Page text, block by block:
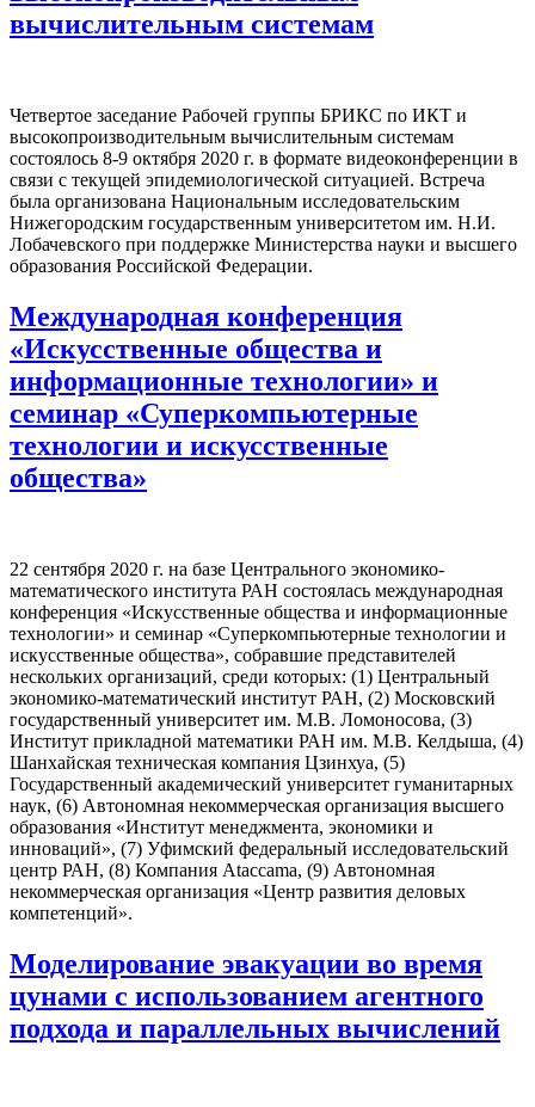
вычислительным системам
Четвертое заседание Рабочей группы БРИКС по ИКТ и
высокопроизводительным вычислительным системам
состоялось 8-9 октября 2020 г. в формате видеоконференции в
связи с текущей эпидемиологической ситуацией. Встреча
была организована Национальным исследовательским
Нижегородским государственным университетом им. Н.И.
Лобачевского при поддержке Министерства науки и высшего
образования Российской Федерации.
Международная конференция
«Искусственные общества и
информационные технологии» и
семинар «Суперкомпьютерные
технологии и искусственные
общества»
22 сентября 2020 г. на базе Центрального экономико-
математического института РАН состоялась международная
конференция «Искусственные общества и информационные
технологии» и семинар «Суперкомпьютерные технологии и
искусственные общества», собравшие представителей
нескольких организаций, среди которых: (1) Центральный
экономико-математический институт РАН, (2) Московский
государственный университет им. М.В. Ломоносова, (3)
Институт прикладной математики РАН им. М.В. Келдыша, (4)
Шанхайская техническая компания Цзинхуа, (5)
Государственный академический университет гуманитарных
наук, (6) Автономная некоммерческая организация высшего
образования «Институт менеджмента, экономики и
инноваций», (7) Уфимский федеральный исследовательский
центр РАН, (8) Компания Ataccama, (9) Автономная
некоммерческая организация «Центр развития деловых
компетенций».
Моделирование эвакуации во время
цунами с использованием агентного
подхода и параллельных вычислений